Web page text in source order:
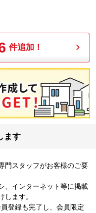
件追加！
ます
門スタッフがお客様のご要
、インターネット等に掲載
します。
登録も完了し、会員限定